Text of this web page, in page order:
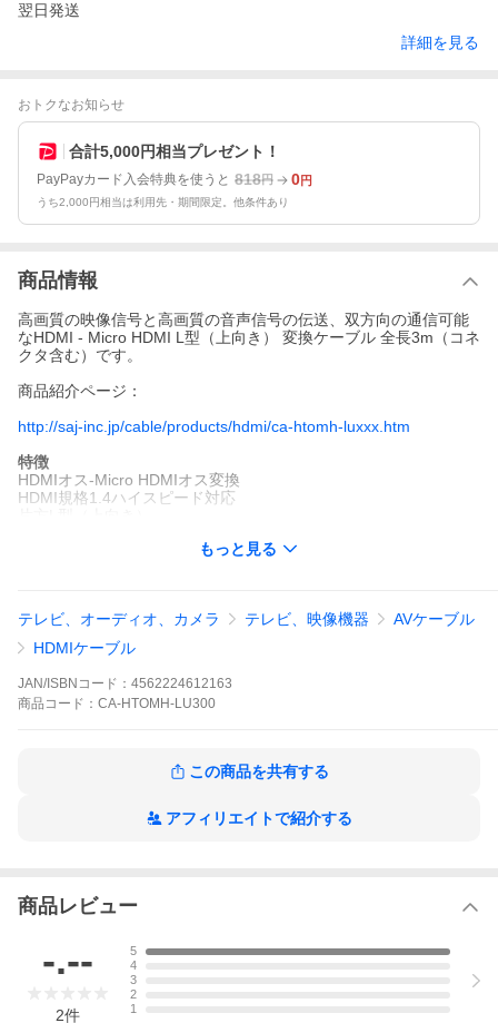
翌日発送
詳細を見る
おトクなお知らせ
合計5,000円相当プレゼント！
PayPayカード入会特典を使うと 818円 0円
うち2,000円相当は利用先・期間限定。他条件あり
商品情報
高画質の映像信号と高画質の音声信号の伝送、双方向の通信可能
なHDMI - Micro HDMI L型（上向き） 変換ケーブル 全長3m（コネ
クタ含む）です。
商品紹介ページ：
http://saj-inc.jp/cable/products/hdmi/ca-htomh-luxxx.htm
特徴
HDMIオス-Micro HDMIオス変換
HDMI規格1.4ハイスピード対応
オーディオリターンチャンネル (ARC) 対応
コネクタ金メッキ処理
RoHS対応
発送方法
発送方法は日本郵便若しくは西濃運輸となります。
ご指定は対応しかねます。
もっと見る
テレビ、オーディオ、カメラ テレビ、映像機器
AVケーブル
HDMIケーブル
JAN/ISBNコード： 4562224612163
商品 コード： CA-HTOMH-LU300
この商品を共有する
アフィリエイトで紹介する
商品レビュー
-.--
2件
5
4
3
2
1